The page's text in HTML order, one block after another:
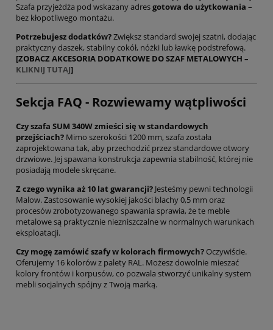
Szafa przyjeżdża pod wskazany adresgotowa do użytkowania –
bez kłopotliwego montażu.
Potrzebujesz dodatków?Zwiększ standard swojej szatni, dodając
praktyczny daszek, stabilny cokół, nóżki lub ławkę podstrefową.
[ZOBACZ AKCESORIA DODATKOWE DO SZAF METALOWYCH –
KLIKNIJ TUTAJ]
Sekcja FAQ - Rozwiewamy wątpliwości
Czy szafa SUM 340W zmieści się w standardowych
przejściach? Mimo szerokości 1200 mm, szafa została
zaprojektowana tak, aby przechodzić przez standardowe otwory
drzwiowe. Jej spawana konstrukcja zapewnia stabilność, której nie
posiadają modele skręcane.
Z czego wynika aż 10 lat gwarancji? Jesteśmy pewni technologii
Malow. Zastosowanie wysokiej jakości blachy 0,5 mm oraz
procesów zrobotyzowanego spawania sprawia, że te meble
metalowe są praktycznie niezniszczalne w normalnych warunkach
eksploatacji.
Czy mogę zamówić szafy w kolorach firmowych? Oczywiście.
Oferujemy 16 kolorów z palety RAL. Możesz dowolnie mieszać
kolory frontów i korpusów, co pozwala stworzyć unikalny system
mebli socjalnych spójny z Twoją marką.